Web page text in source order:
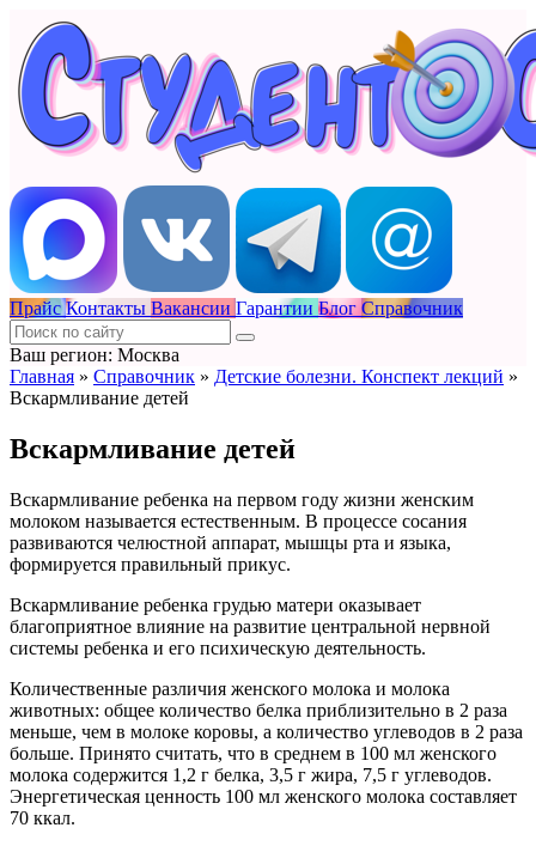
Прайс Контакты Вакансии Гарантии Блог Справочник
Ваш регион: Москва
Главная » Справочник » Детские болезни. Конспект лекций »
Вскармливание детей
Вскармливание детей
Вскармливание ребенка на первом году жизни женским
молоком называется естественным. В процессе сосания
развиваются челюстной аппарат, мышцы рта и языка,
формируется правильный прикус.
Вскармливание ребенка грудью матери оказывает
благоприятное влияние на развитие центральной нервной
системы ребенка и его психическую деятельность.
Количественные различия женского молока и молока
животных: общее количество белка приблизительно в 2 раза
меньше, чем в молоке коровы, а количество углеводов в 2 раза
больше. Принято считать, что в среднем в 100 мл женского
молока содержится 1,2 г белка, 3,5 г жира, 7,5 г углеводов.
Энергетическая ценность 100 мл женского молока составляет
70 ккал.